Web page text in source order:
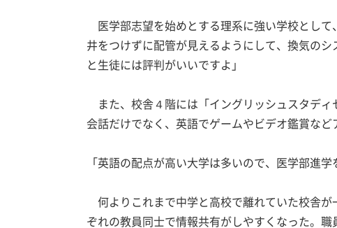
医学部志望を始めとする理系に強い学校として
井をつけずに配管が見えるようにして、換気の
と生徒には評判がいいですよ」
また、校舎４階には「イングリッシュスタディ
会話だけでなく、英語でゲームやビデオ鑑賞など
「英語の配点が高い大学は多いので、医学部進
何よりこれまで中学と高校で離れていた校舎が
ぞれの教員同士で情報共有がしやすくなった。